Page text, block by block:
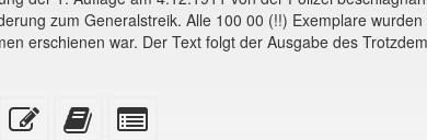
zum Generalstreik. Alle 100 00 (!!) Exemplare
erschienen war. Der Text folgt der Ausgabe des
Quellendatei
mit
Diesen
Text
Füge
diesen